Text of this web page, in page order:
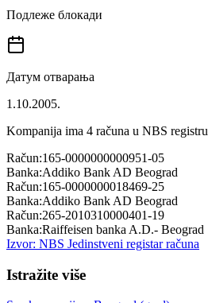
Подлеже блокади
Датум отварања
1.10.2005.
Kompanija ima 4 računa u NBS registru
Račun:165-0000000000951-05
Banka:Addiko Bank AD Beograd
Račun:165-0000000018469-25
Banka:Addiko Bank AD Beograd
Račun:265-2010310000401-19
Banka:Raiffeisen banka A.D.- Beograd
Izvor: NBS Jedinstveni registar računa
Istražite više